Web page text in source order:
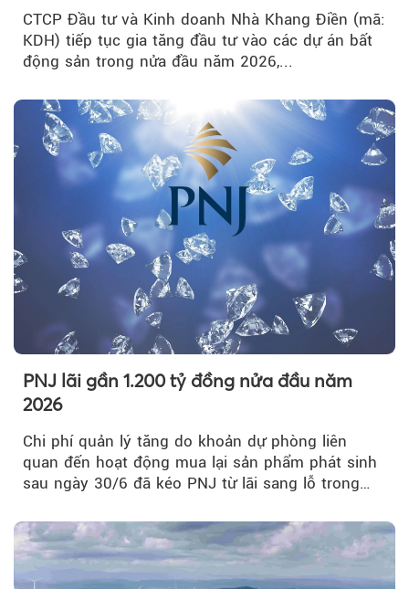
CTCP Đầu tư và Kinh doanh Nhà Khang Điền (mã:
KDH) tiếp tục gia tăng đầu tư vào các dự án bất
động sản trong nửa đầu năm 2026,...
PNJ lãi gần 1.200 tỷ đồng nửa đầu năm
2026
Chi phí quản lý tăng do khoản dự phòng liên
quan đến hoạt động mua lại sản phẩm phát sinh
sau ngày 30/6 đã kéo PNJ từ lãi sang lỗ trong